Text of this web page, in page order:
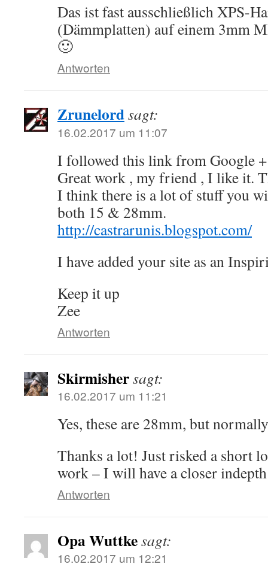
Das ist fast ausschließlich XPS-
(Dämmplatten) auf einem 3mm
🙂
Antworten
Zrunelordsagt:
16.02.2017 um 11:07
I followed this link from Google +
Great work , my friend , I like it.
I think there is a lot of stuff you
both 15 & 28mm.
http://castrarunis.blogspot.com/
I have added your site as an
Keep it up
Zee
Antworten
Skirmishersagt:
16.02.2017 um 11:21
Yes, these are 28mm, but
Thanks a lot! Just risked a short
work – I will have a closer
Antworten
Opa Wuttkesagt:
16.02.2017 um 12:21